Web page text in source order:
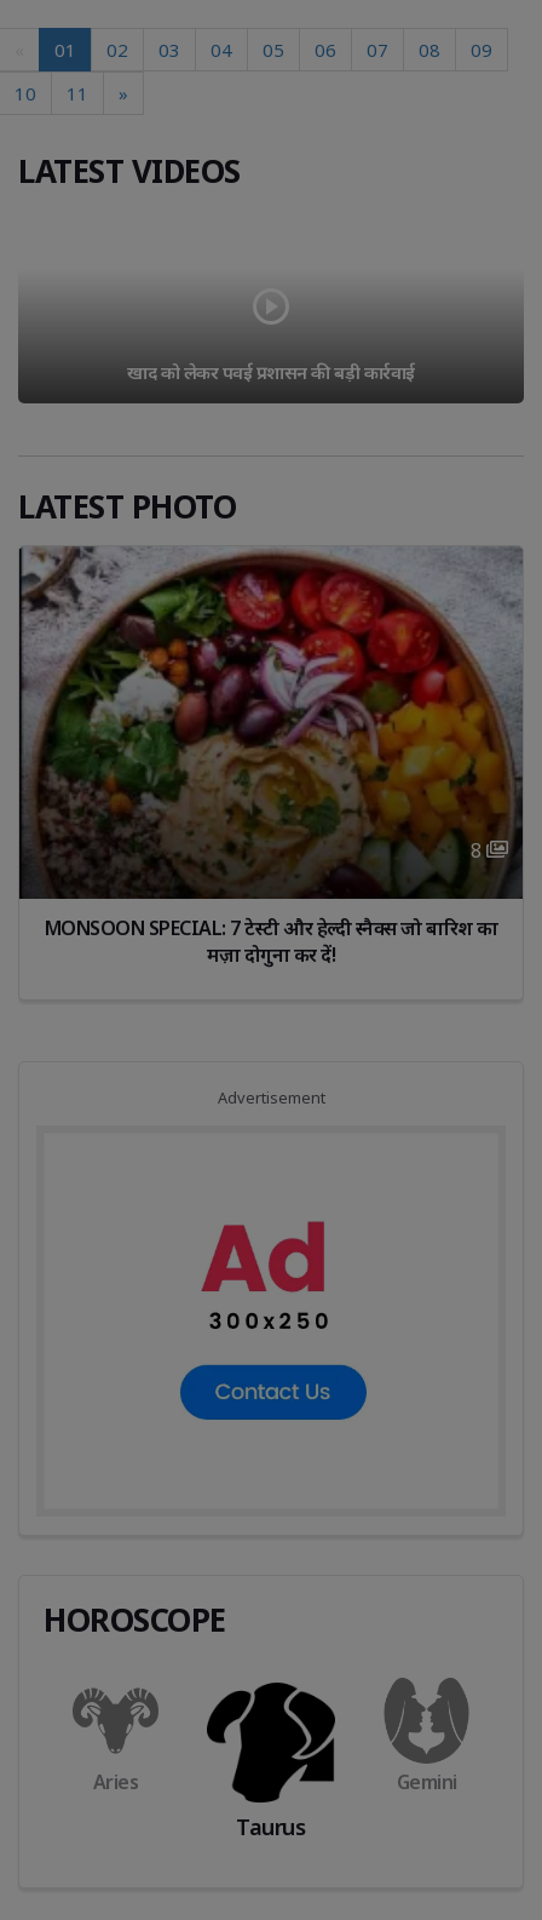
01 02 03 04 05 06 07 08
09
10
11 »
LATEST VIDEOS
खाद को लेकर पवई प्रशासन की बड़ी कार्रवाई
LATEST PHOTO
8
MONSOON SPECIAL: 7 टेस्टी और हेल्दी स्नैक्स जो बारिश का
मज़ा दोगुना कर दें!
Advertisement
HOROSCOPE
Aries
Taurus
Gemini